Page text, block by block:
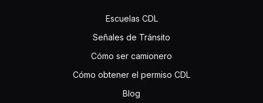
Escuelas CDL
Señales de Tránsito
Cómo ser camionero
Cómo obtener el permiso CDL
Blog